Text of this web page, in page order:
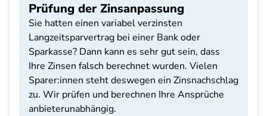
Prüfung der Zinsanpassung
Sie hatten einen variabel verzinsten
Langzeitsparvertrag bei einer Bank oder
Sparkasse? Dann kann es sehr gut sein, dass
Ihre Zinsen falsch berechnet wurden. Vielen
Sparer:innen steht deswegen ein Zinsnachschlag
zu. Wir prüfen und berechnen Ihre Ansprüche
anbieterunabhängig.